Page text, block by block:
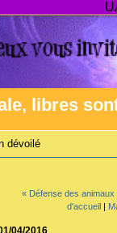
libres
dévoilé
« Défense des
d'accueil|